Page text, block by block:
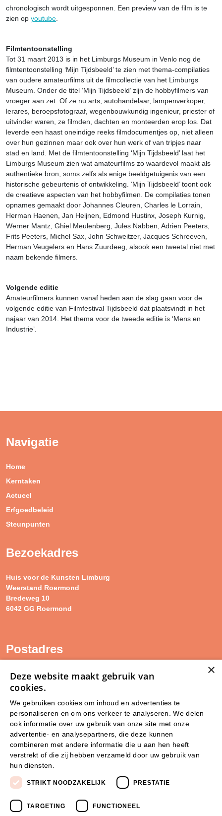
chronologisch wordt uitgesponnen. Een preview van de film is te
zien op youtube
Filmtentoonstelling
Tot 31 maart 2013 is in het Limburgs Museum in Venlo nog de
filmtentoonstelling ‘Mijn Tijdsbeeld’ te zien met thema-compilaties
van oudere amateurfilms uit de filmcollectie van het Limburgs
Museum. Onder de titel ‘Mijn Tijdsbeeld’ zijn de hobbyfilmers van
vroeger aan zet. Of ze nu arts, autohandelaar, lampenverkoper,
lerares, beroepsfotograaf, wegenbouwkundig ingenieur, priester of
uitvinder waren, ze filmden, dachten en monteerden erop los. Dat
leverde een haast oneindige reeks filmdocumentjes op, niet alleen
over hun gezinnen maar ook over hun werk of van tripjes naar
stad en land. Met de filmtentoonstelling ‘Mijn Tijdsbeeld’ laat het
Limburgs Museum zien wat amateurfilms zo waardevol maakt als
authentieke bron, soms zelfs als enige beeldgetuigenis van een
historische gebeurtenis of ontwikkeling. ‘Mijn Tijdsbeeld’ toont ook
de creatieve aspecten van het hobbyfilmen. De compilaties tonen
opnames gemaakt door Johannes Cleuren, Charles le Lorrain,
Herman Haenen, Jan Heijnen, Edmond Hustinx, Joseph Kurnig,
Werner Mantz, Ghiel Meulenberg, Jules Nabben, Adrien Peeters,
Frits Peeters, Michel Sax, John Schweitzer, Jacques Schreeven,
Herman Veugelers en Hans Zuurdeeg, alsook een tweetal niet met
naam bekende filmers.
Volgende editie
Amateurfilmers kunnen vanaf heden aan de slag gaan voor de
volgende editie van Filmfestival Tijdsbeeld dat plaatsvindt in het
najaar van 2014. Het thema voor de tweede editie is ‘Mens en
Industrie’.
Navigatie
Home
Kerntaken
Actueel
Erfgoedbeleid
Steunpunten
Bezoekadres
Huis voor de Kunsten Limburg
Weerstand Roermond
Bredeweg 10
6042 GG Roermond
Postadres
SAM Limburg
Postbus 203
steunpunt@sam-limburg.nl
0475-399281
×
Deze website maakt gebruik van
cookies.
We gebruiken cookies om inhoud en advertenties te
personaliseren en om ons verkeer te analyseren. We delen
ook informatie over uw gebruik van onze site met onze
advertentie- en analysepartners, die deze kunnen
combineren met andere informatie die u aan hen heeft
verstrekt of die zij hebben verzameld door uw gebruik van
hun diensten.
STRIKT NOODZAKELIJK PRESTATIE
TARGETING FUNCTIONEEL